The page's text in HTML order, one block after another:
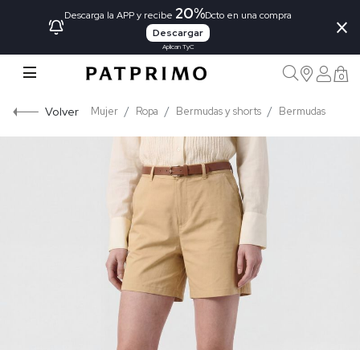
Descarga la APP y recibe 20%Dcto en una compra
Descargar
Aplican TyC
×
0
Volver Mujer Ropa Bermudas y shorts Bermudas